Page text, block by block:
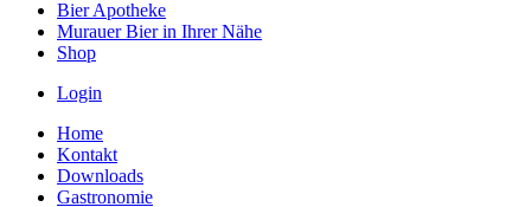
Bier Apotheke
Murauer Bier in Ihrer Nähe
Shop
Login
Home
Kontakt
Downloads
Gastronomie